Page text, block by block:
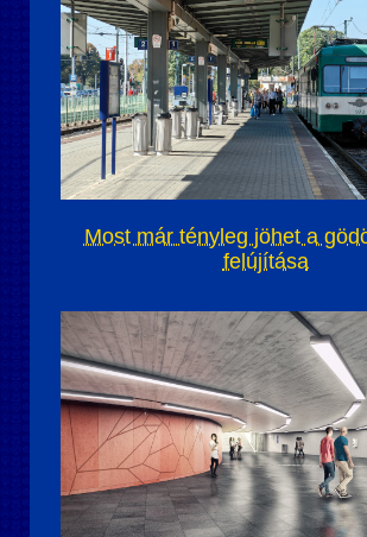
Most már tényleg jöhet a
felújítása